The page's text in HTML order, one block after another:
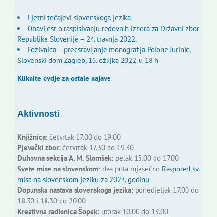
Ljetni tečajevi slovenskoga jezika
Obavijest o raspisivanju redovnih izbora za Državni zbor
Republike Slovenije – 24. travnja 2022.
Pozivnica – predstavljanje monografija Polone Jurinić,
Slovenski dom Zagreb, 16. ožujka 2022. u 18 h
Kliknite ovdje za ostale najave
Aktivnosti
Knjižnica:četvrtak 17.00 do 19.00
Pjevački zbor:četvrtak 17.30 do 19.30
Duhovna sekcija A. M. Slomšek:petak 15.00 do 17.00
Svete mise na slovenskom:dva puta mjesečno Raspored sv.
misa na slovenskom jeziku za 2023. godinu
Dopunska nastava slovenskoga jezika:ponedjeljak 17.00 do
18.30 i 18.30 do 20.00
Kreativna radionica Šopek:utorak 10.00 do 13.00